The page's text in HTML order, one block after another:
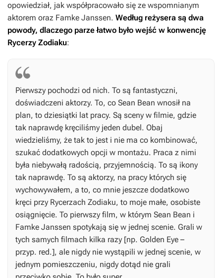
opowiedział, jak współpracowało się ze wspomnianym
aktorem oraz Famke Janssen. Według reżysera są dwa
powody, dlaczego parze łatwo było wejść w konwencję
Rycerzy Zodiaku:
Pierwszy pochodzi od nich. To są fantastyczni,
doświadczeni aktorzy. To, co Sean Bean wnosił na
plan, to dziesiątki lat pracy. Są sceny w filmie, gdzie
tak naprawdę kręciliśmy jeden dubel. Obaj
wiedzieliśmy, że tak to jest i nie ma co kombinować,
szukać dodatkowych opcji w montażu. Praca z nimi
była niebywałą radością, przyjemnością. To są ikony
tak naprawdę. To są aktorzy, na pracy których się
wychowywałem, a to, co mnie jeszcze dodatkowo
kręci przy Rycerzach Zodiaku, to moje małe, osobiste
osiągnięcie. To pierwszy film, w którym Sean Bean i
Famke Janssen spotykają się w jednej scenie. Grali w
tych samych filmach kilka razy [np. Golden Eye –
przyp. red.], ale nigdy nie wystąpili w jednej scenie, w
jednym pomieszczeniu, nigdy dotąd nie grali